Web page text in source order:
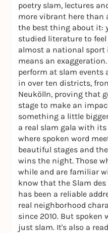
poetry slam, lectures
more vibrant here than
the best thing about it:
studied literature to
almost a national sport
means an
perform at slam events
in over ten districts,
Neukölln, proving that
stage to make an
something a little
a real slam gala with
where spoken word
beautiful stages and
wins the night. Those
while and are familiar
know that the Slam des
has been a reliable
real neighborhood
since 2010. But
just slam. It's also a